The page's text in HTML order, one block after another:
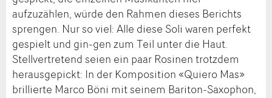
aufzuzählen, würde den Rahmen dieses Berichts
sprengen. Nur so viel: Alle diese Soli waren perfekt
gespielt und gin-gen zum Teil unter die Haut.
Stellvertretend seien ein paar Rosinen trotzdem
herausgepickt: In der Komposition «Quiero Mas»
brillierte Marco Böni mit seinem Bariton-Saxophon,